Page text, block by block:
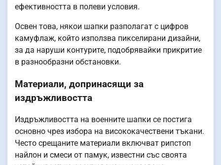
ефективността в полеви условия.
Освен това, някои шапки разполагат с цифров
камуфлаж, който използва пикселирани дизайни,
за да наруши контурите, подобрявайки прикритие
в разнообразни обстановки.
Материали, допринасящи за
издръжливостта
Издръжливостта на военните шапки се постига
основно чрез избора на висококачествени тъкани.
Често срещаните материали включват рипстоп
найлон и смеси от памук, известни със своята